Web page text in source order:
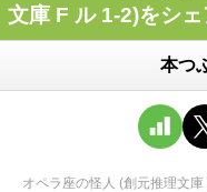
文庫 F ル 1-2)をシェ
本つ
オペラ座の怪人 (創元推理文